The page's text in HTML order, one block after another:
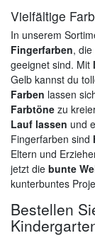
Vielfältige
In unserem
Fingerfarben,
geeignet sind. Mit
Gelb kannst du
Farben lassen
Farbtöne zu
Lauf lassen und
Fingerfarben sind
Eltern und
jetzt die bunte
kunterbuntes
Bestellen